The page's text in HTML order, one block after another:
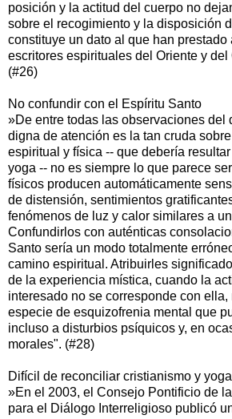
posición y la actitud del cuerpo no
sobre el recogimiento y la disposición
constituye un dato al que han
escritores espirituales del Oriente y
(#26)
No confundir con el Espíritu Santo
»De entre todas las observaciones del
digna de atención es la tan cruda
espiritual y física -- que debería
yoga -- no es siempre lo que parece
físicos producen automáticamente
de distensión, sentimientos
fenómenos de luz y calor similares a
Confundirlos con auténticas
Santo sería un modo totalmente
camino espiritual. Atribuirles
de la experiencia mística, cuando la
interesado no se corresponde con ella,
especie de esquizofrenia mental que
incluso a disturbios psíquicos y, en
morales". (#28)
Difícil de reconciliar cristianismo y yoga
»En el 2003, el Consejo Pontificio de
para el Diálogo Interreligioso publicó